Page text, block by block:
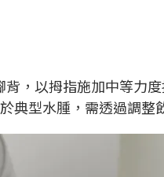
，以拇指施加中等力
於典型水腫，需透過調整